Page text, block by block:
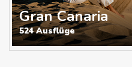
Gran Canaria
524 Ausflüge